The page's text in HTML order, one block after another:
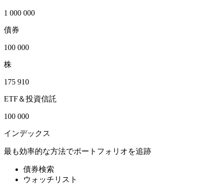
1 000 000
債券
100 000
株
175 910
ETF＆投資信託
100 000
インデックス
最も効率的な方法でポートフォリオを追跡
債券検索
ウォッチリスト